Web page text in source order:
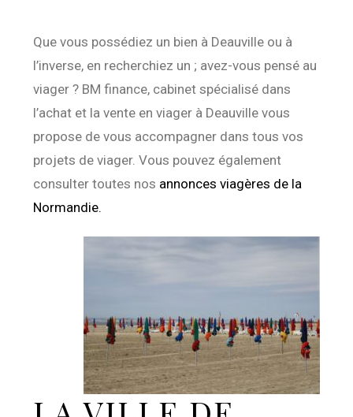
Que vous possédiez un bien à Deauville ou à
l’inverse, en recherchiez un ; avez-vous pensé au
viager ? BM finance, cabinet spécialisé dans
l’achat et la vente en viager à Deauville vous
propose de vous accompagner dans tous vos
projets de viager. Vous pouvez également
consulter toutes nos annonces viagères de la
Normandie.